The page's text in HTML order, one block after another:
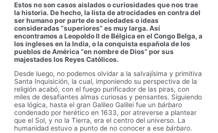
Estos no son casos aislados o curiosidades que nos trae
la historia. De hecho, la lista de atrocidades en contra del
ser humano por parte de sociedades o ideas
consideradas “superiores” es muy larga. Así
encontramos a Leopoldo II de Bélgica en el Congo Belga, a
los ingleses en la India, o la conquista española de los
pueblos de América “en nombre de Dios” por sus
majestades los Reyes Católicos.
Desde luego, no podemos olvidar a la salvajísima y primitiva
Santa Inquisición, la cual, imponiendo su perspectiva de la
religión acabó, con el fuego purificador de las piras, con
miles de desafiantes almas curiosas y pensantes. Siguiendo
esa lógica, hasta el gran Galileo Galilei fue unbárbaro
condenado por herético en 1633, por atreverse a plantear
que el Sol, y no la Tierra, era el centro del universo. La
humanidad estuvo a punto de no conocer a esebárbaro.